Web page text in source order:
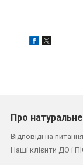
Про
Відповіді на
Наші клієнти ДО і